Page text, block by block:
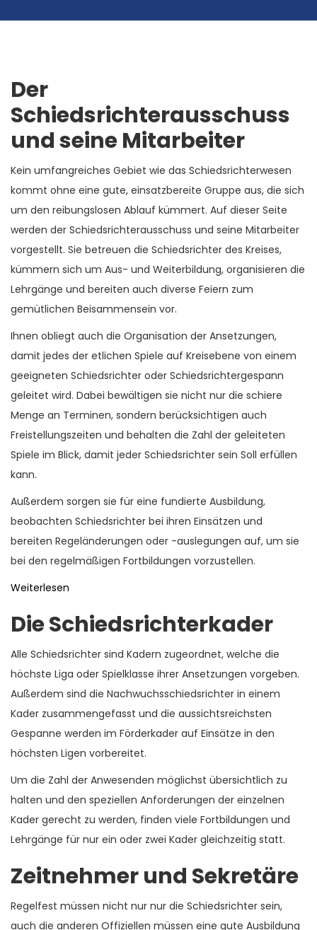
Der
Schiedsrichterausschuss
und seine Mitarbeiter
Kein umfangreiches Gebiet wie das Schiedsrichterwesen
kommt ohne eine gute, einsatzbereite Gruppe aus, die sich
um den reibungslosen Ablauf kümmert. Auf dieser Seite
werden der Schiedsrichterausschuss und seine Mitarbeiter
vorgestellt. Sie betreuen die Schiedsrichter des Kreises,
kümmern sich um Aus- und Weiterbildung, organisieren die
Lehrgänge und bereiten auch diverse Feiern zum
gemütlichen Beisammensein vor.
Ihnen obliegt auch die Organisation der Ansetzungen,
damit jedes der etlichen Spiele auf Kreisebene von einem
geeigneten Schiedsrichter oder Schiedsrichtergespann
geleitet wird. Dabei bewältigen sie nicht nur die schiere
Menge an Terminen, sondern berücksichtigen auch
Freistellungszeiten und behalten die Zahl der geleiteten
Spiele im Blick, damit jeder Schiedsrichter sein Soll erfüllen
kann.
Außerdem sorgen sie für eine fundierte Ausbildung,
beobachten Schiedsrichter bei ihren Einsätzen und
bereiten Regeländerungen oder -auslegungen auf, um sie
bei den regelmäßigen Fortbildungen vorzustellen.
Weiterlesen
Die Schiedsrichterkader
Alle Schiedsrichter sind Kadern zugeordnet, welche die
höchste Liga oder Spielklasse ihrer Ansetzungen vorgeben.
Außerdem sind die Nachwuchsschiedsrichter in einem
Kader zusammengefasst und die aussichtsreichsten
Gespanne werden im Förderkader auf Einsätze in den
höchsten Ligen vorbereitet.
Um die Zahl der Anwesenden möglichst übersichtlich zu
halten und den speziellen Anforderungen der einzelnen
Kader gerecht zu werden, finden viele Fortbildungen und
Lehrgänge für nur ein oder zwei Kader gleichzeitig statt.
Zeitnehmer und Sekretäre
Regelfest müssen nicht nur nur die Schiedsrichter sein,
auch die anderen Offiziellen müssen eine gute Ausbildung